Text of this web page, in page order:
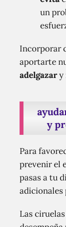
un
Incorporar
aportarte
adelgazary
y
Para
prevenir el
pasas a tu
adicionales
Las